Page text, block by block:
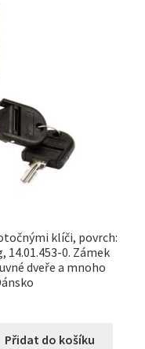
klíči, povrch:
0. Zámek
dveře a mnoho
Přidat do košíku